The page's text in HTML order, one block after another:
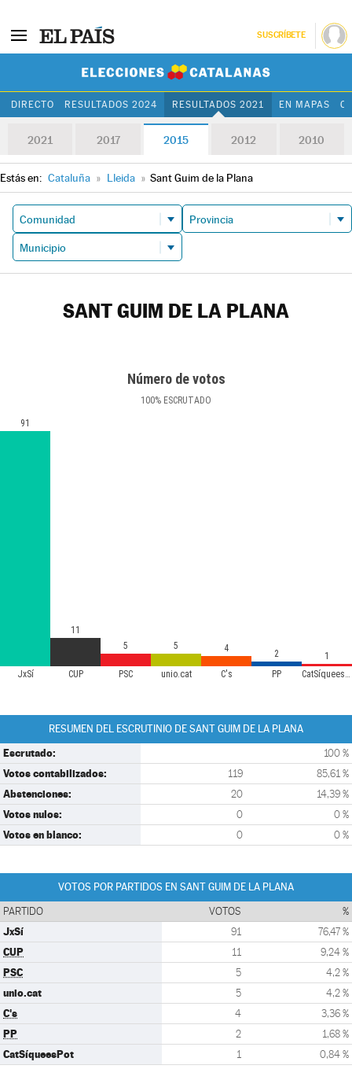
SUSCRÍBETE
DIRECTO RESULTADOS 2024 RESULTADOS 2021 EN MAPAS
2021 2017 2015 2012 2010
Estás en: Cataluña » Lleida » Sant Guim de la Plana
SANT GUIM DE LA PLANA
Número de votos
100% ESCRUTADO
JxSí CUP PSC unio.cat C's PP CatSíqueesPot
91
11
5
5 4 2 1
RESUMEN DEL ESCRUTINIO DE SANT GUIM DE LA PLANA
Escrutado: 100 %
Votos contabilizados: 119 85,61 %
Abstenciones: 20 14,39 %
Votos nulos: 0 0 %
Votos en blanco: 0 0 %
VOTOS POR PARTIDOS EN SANT GUIM DE LA PLANA
PARTIDO VOTOS %
JxSí 91 76,47 %
CUP 11 9,24 %
PSC 5 4,2 %
unio.cat 5 4,2 %
C's 4 3,36 %
PP 2 1,68 %
CatSíqueesPot 1 0,84 %